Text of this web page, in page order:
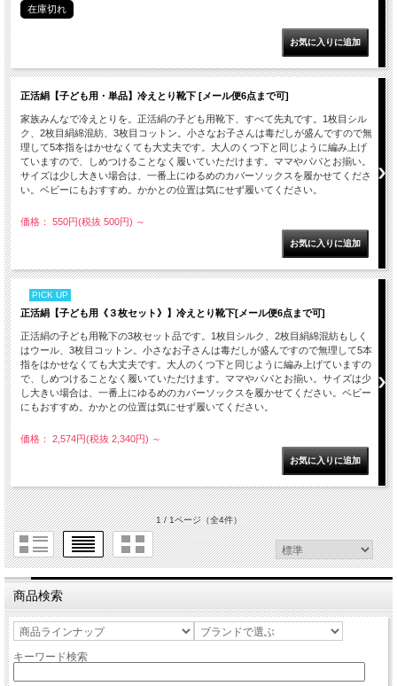
在庫切れ
正活絹【子ども用・単品】冷えとり靴下 [メール便6点まで可]
家族みんなで冷えとりを。正活絹の子ども用靴下、すべて先丸です。1枚目シル
ク、2枚目絹綿混紡、3枚目コットン。小さなお子さんは毒だしが盛んですので無
理して5本指をはかせなくても大丈夫です。大人のくつ下と同じように編み上げ
ていますので、しめつけることなく履いていただけます。ママやパパとお揃い。
サイズは少し大きい場合は、一番上にゆるめのカバーソックスを履かせてくださ
い。ベビーにもおすすめ。かかとの位置は気にせず履いてください。
価格： 550円(税抜 500円) ～
PICK UP
正活絹【子ども用《３枚セット》】冷えとり靴下[メール便6点まで可]
正活絹の子ども用靴下の3枚セット品です。1枚目シルク、2枚目絹綿混紡もしく
はウール、3枚目コットン。小さなお子さんは毒だしが盛んですので無理して5本
指をはかせなくても大丈夫です。大人のくつ下と同じように編み上げていますの
で、しめつけることなく履いていただけます。ママやパパとお揃い。サイズは少
し大きい場合は、一番上にゆるめのカバーソックスを履かせてください。ベビー
にもおすすめ。かかとの位置は気にせず履いてください。
価格： 2,574円(税抜 2,340円) ～
1 / 1ページ（全4件）
商品検索
キーワード検索